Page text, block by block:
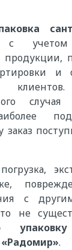
с
продукции,
и
заказ
с
не
«Радомир».